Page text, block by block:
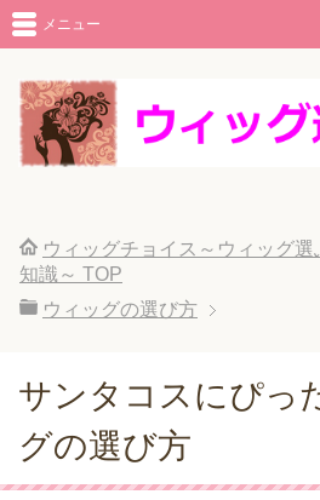
メニュー
ウィッグチョイス～ウィッグ
知識～ TOP
ウィッグの選び方
サンタコスにぴっ
グの選び方